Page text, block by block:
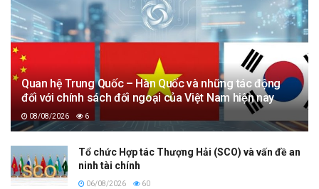
Quan hệ Trung Quốc – Hàn Quốc và những tác động
đối với chính sách đối ngoại của Việt Nam hiện nay
08/08/2026 6
Tổ chức Hợp tác Thượng Hải (SCO) và vấn đề an
ninh tài chính
06/08/2026 60